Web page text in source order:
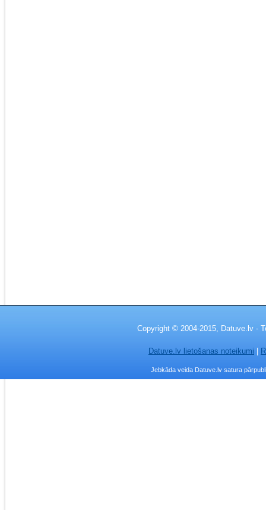
Copyright © 2004-2015, Datuve.lv -
Datuve.lv lietošanas noteikumi
Jebkāda veida Datuve.lv satura